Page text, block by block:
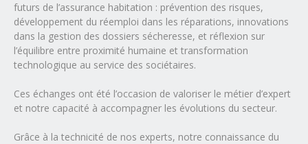
futurs de l’assurance habitation : prévention des risques,
développement du réemploi dans les réparations, innovations
dans la gestion des dossiers sécheresse, et réflexion sur
l’équilibre entre proximité humaine et transformation
technologique au service des sociétaires.
Ces échanges ont été l’occasion de valoriser le métier d’expert
et notre capacité à accompagner les évolutions du secteur.
Grâce à la technicité de nos experts, notre connaissance du